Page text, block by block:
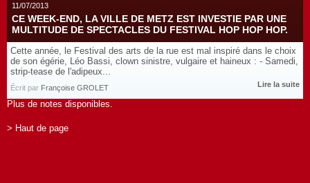
11/07/2013
CE WEEK-END, LA VILLE DE METZ EST INVESTIE PAR UNE
MULTITUDE DE SPECTACLES DU FESTIVAL HOP HOP HOP.
Cette année, le Festival des arts de la rue est mal inspiré dans le choix
de son égérie, Léo Bassi, clown sinistre, vulgaire et haineux : - Samedi,
strip-tease de l'adipeux...
Écrit par Françoise GROLET Lire la suite
Plus de notes disponibles.
> Haut de page